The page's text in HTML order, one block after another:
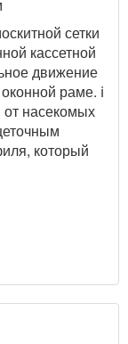
сетки
кассетной
движение
раме. ℹ️
насекомых
который